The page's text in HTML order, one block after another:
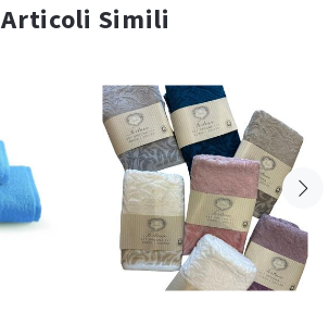
Articoli Simili